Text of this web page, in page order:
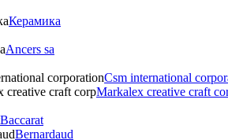
Керамика
Ancers sa
Csm international
Markalex creative craft
Baccarat
Bernardaud